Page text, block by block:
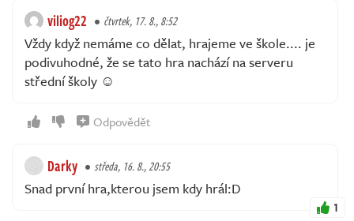
viliog22 čtvrtek, 17. 8., 8:52
Vždy když nemáme co dělat, hrajeme ve škole.... je
podivuhodné, že se tato hra nachází na serveru
střední školy ☺
Odpovědět
Darky středa, 16. 8., 20:55
Snad první hra,kterou jsem kdy hrál:D
1